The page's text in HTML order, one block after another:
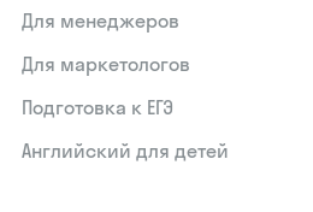
Для менеджеров
Для маркетологов
Подготовка к ЕГЭ
Английский для детей